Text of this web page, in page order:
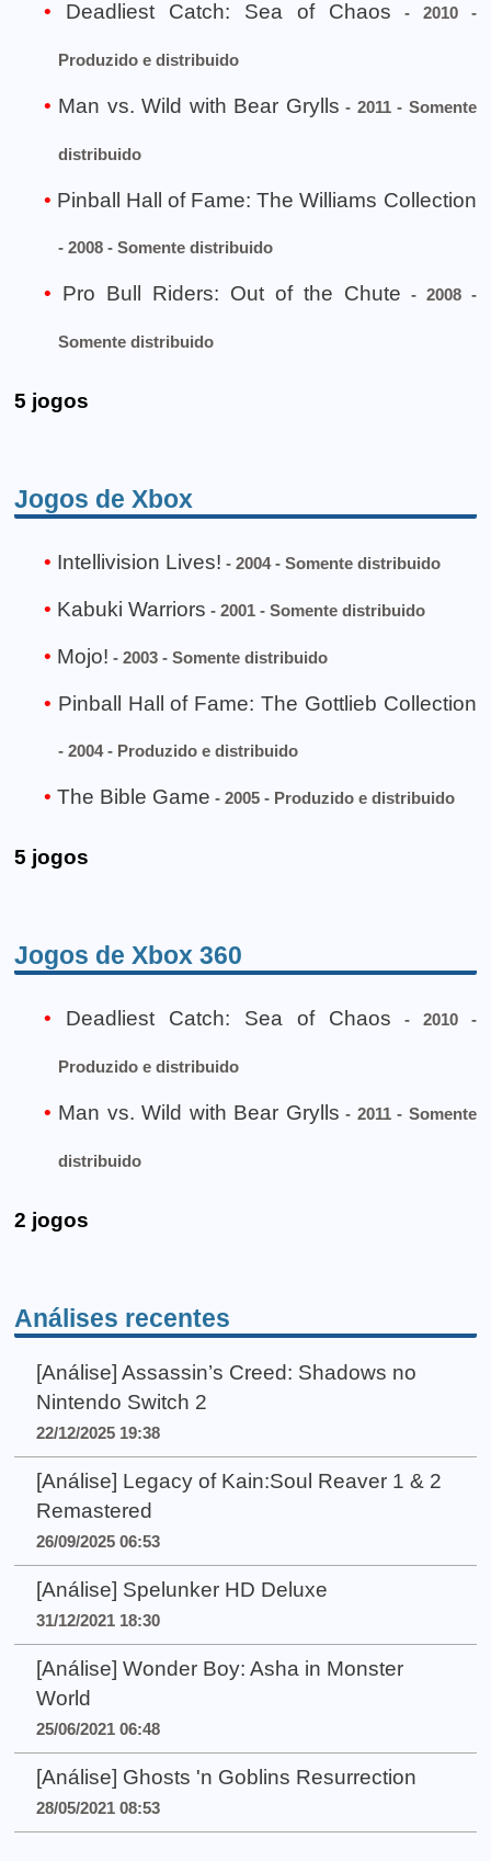
Deadliest Catch: Sea of Chaos - 2010 -
Produzido e distribuido
Man vs. Wild with Bear Grylls - 2011 - Somente
distribuido
Pinball Hall of Fame: The Williams Collection
- 2008 - Somente distribuido
Pro Bull Riders: Out of the Chute - 2008 -
Somente distribuido
5 jogos
Jogos de Xbox
Intellivision Lives! - 2004 - Somente distribuido
Kabuki Warriors - 2001 - Somente distribuido
Mojo! - 2003 - Somente distribuido
Pinball Hall of Fame: The Gottlieb Collection
- 2004 - Produzido e distribuido
The Bible Game - 2005 - Produzido e distribuido
5 jogos
Jogos de Xbox 360
Deadliest Catch: Sea of Chaos - 2010 -
Produzido e distribuido
Man vs. Wild with Bear Grylls - 2011 - Somente
distribuido
2 jogos
Análises recentes
[Análise] Assassin’s Creed: Shadows no
Nintendo Switch 2
22/12/2025 19:38
[Análise] Legacy of Kain:Soul Reaver 1 & 2
Remastered
26/09/2025 06:53
[Análise] Spelunker HD Deluxe
31/12/2021 18:30
[Análise] Wonder Boy: Asha in Monster
World
25/06/2021 06:48
[Análise] Ghosts 'n Goblins Resurrection
28/05/2021 08:53